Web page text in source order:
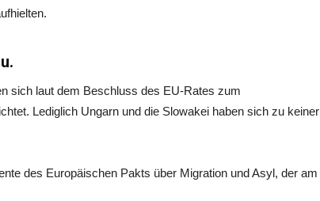
sich laut dem Beschluss des EU-Rates zum
Lediglich Ungarn und die Slowakei haben sich zu keiner
des Europäischen Pakts über Migration und Asyl, der am